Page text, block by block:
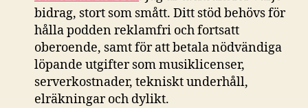
bidrag, stort som smått. Ditt stöd behövs för
hålla podden reklamfri och fortsatt
oberoende, samt för att betala nödvändiga
löpande utgifter som musiklicenser,
serverkostnader, tekniskt underhåll,
elräkningar och dylikt.